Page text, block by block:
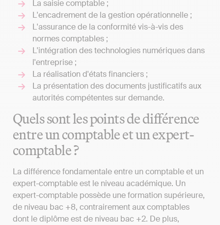
La saisie comptable ;
L'encadrement de la gestion opérationnelle ;
L'assurance de la conformité vis-à-vis des
normes comptables ;
L'intégration des technologies numériques dans
l'entreprise ;
La réalisation d'états financiers ;
La présentation des documents justificatifs aux
autorités compétentes sur demande.
Quels sont les points de différence
entre un comptable et un expert-
comptable ?
La différence fondamentale entre un comptable et un
expert-comptable est le niveau académique. Un
expert-comptable possède une formation supérieure,
de niveau bac +8, contrairement aux comptables
dont le diplôme est de niveau bac +2. De plus,